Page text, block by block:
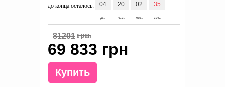
до конца осталось: 04
дн.
20
час.
02
мин.
34
сек.
81201грн.
69 833 грн
Купить